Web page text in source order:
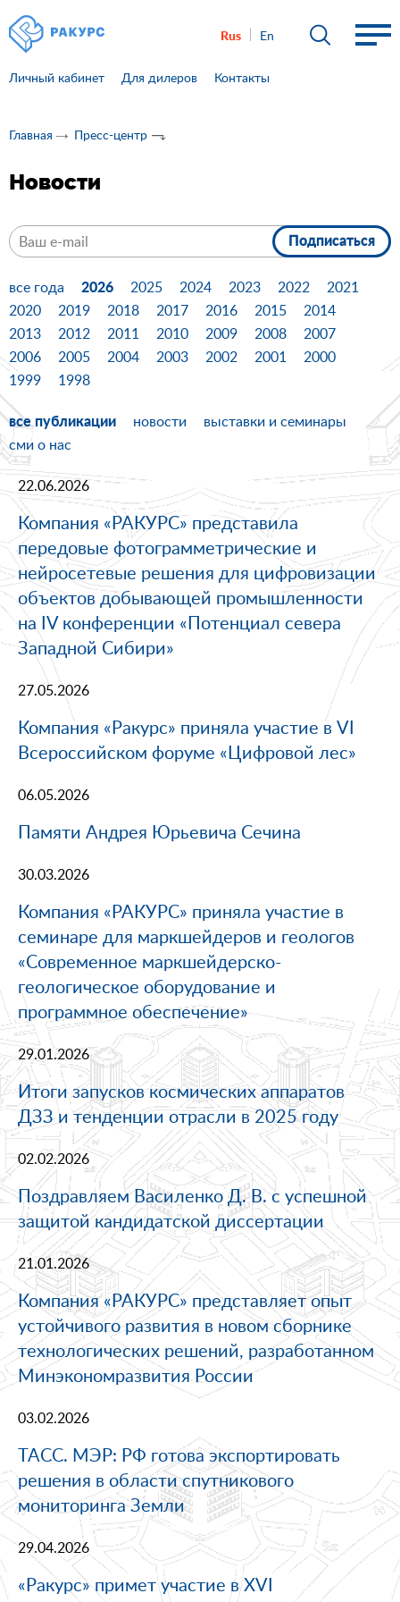
Rus En
Личный кабинет Для дилеров Контакты
Главная Пресс-центр
Новости
Подписаться
все года 2026 2025 2024 2023 2022
2021
2020
2019 2018 2017 2016 2015
2014
2013
2012 2011 2010 2009 2008
2007
2006
2005 2004 2003 2002 2001
2000
1999
1998
все публикации новости
выставки и семинары
сми о нас
22.06.2026
Компания «РАКУРС» представила
передовые фотограмметрические и
нейросетевые решения для цифровизации
объектов добывающей промышленности
на IV конференции «Потенциал севера
Западной Сибири»
27.05.2026
Компания «Ракурс» приняла участие в VI
Всероссийском форуме «Цифровой лес»
06.05.2026
Памяти Андрея Юрьевича Сечина
30.03.2026
Компания «РАКУРС» приняла участие в
семинаре для маркшейдеров и геологов
«Современное маркшейдерско-
геологическое оборудование и
программное обеспечение»
29.01.2026
Итоги запусков космических аппаратов
ДЗЗ и тенденции отрасли в 2025 году
02.02.2026
Поздравляем Василенко Д. В. с успешной
защитой кандидатской диссертации
21.01.2026
Компания «РАКУРС» представляет опыт
устойчивого развития в новом сборнике
технологических решений, разработанном
Минэкономразвития России
03.02.2026
ТАСС. МЭР: РФ готова экспортировать
решения в области спутникового
мониторинга Земли
29.04.2026
«Ракурс» примет участие в XVI